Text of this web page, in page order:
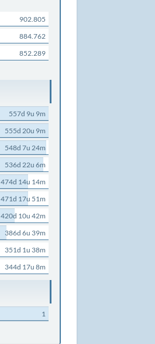
902.805
884.762
852.289
557d 9u 9m
555d 20u 9m
548d 7u 24m
536d 22u 6m
474d 14u 14m
471d 17u 51m
420d 10u 42m
386d 6u 39m
351d 1u 38m
344d 17u 8m
1